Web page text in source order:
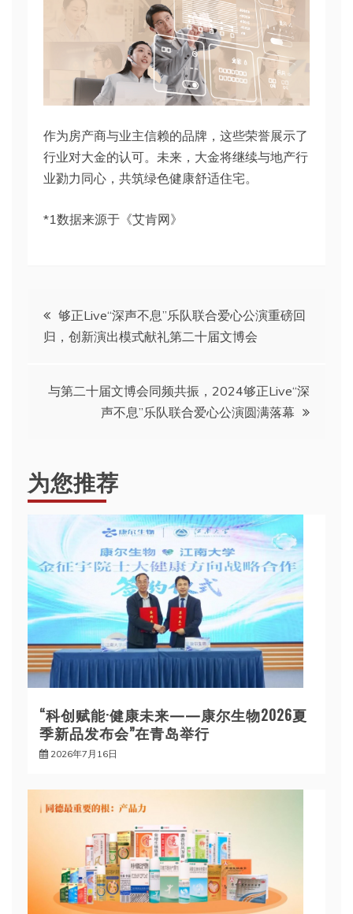
作为房产商与业主信赖的品牌，这些荣誉展示了
行业对大金的认可。未来，大金将继续与地产行
业勠力同心，共筑绿色健康舒适住宅。
*1数据来源于《艾肯网》
文
章
导
够正Live“深声不息”乐队联合爱心公演重磅回
归，创新演出模式献礼第二十届文博会
与第二十届文博会同频共振，2024够正Live“深
声不息”乐队联合爱心公演圆满落幕
为您推荐
“科创赋能·健康未来——康尔生物2026夏
季新品发布会”在青岛举行
2026年7月16日